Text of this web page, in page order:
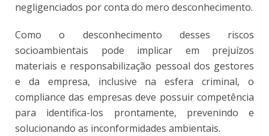
negligenciados por conta do mero desconhecimento.
Como o desconhecimento desses riscos
socioambientais pode implicar em prejuízos
materiais e responsabilização pessoal dos gestores
e da empresa, inclusive na esfera criminal, o
compliance das empresas deve possuir competência
para identifica-los prontamente, prevenindo e
solucionando as inconformidades ambientais.